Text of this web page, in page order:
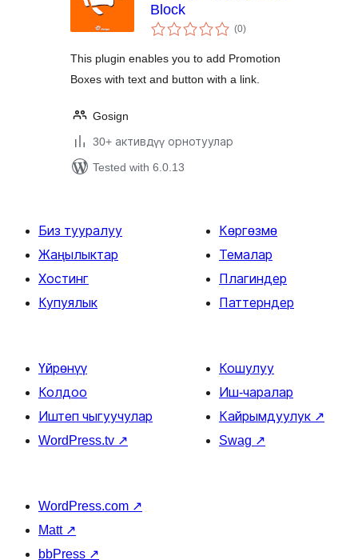
Block
(0total
ratings
)
This plugin enables you to add Promotion
Boxes with text and button with a link.
Gosign
30+ активдүү орнотуулар
Tested with 6.0.13
Биз тууралуу
Жаңылыктар
Хостинг
Купуялык
Көргөзмө
Темалар
Плагиндер
Паттерндер
Үйрөнүү
Колдоо
Иштеп чыгуучулар
WordPress.tv ↗
Кошулуу
Иш-чаралар
Кайрымдуулук ↗
Swag ↗
WordPress.com ↗
Matt ↗
bbPress ↗